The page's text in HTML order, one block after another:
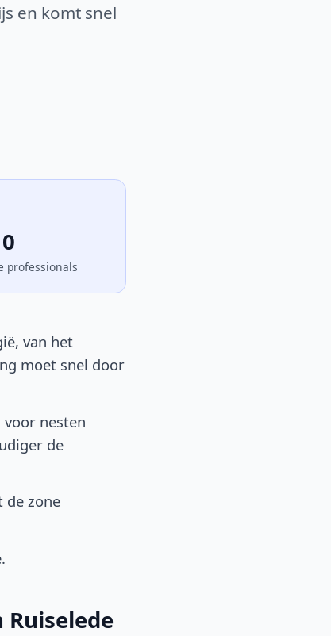
en komt snel
0
professionals
van het
moet snel door
nesten
de
de zone